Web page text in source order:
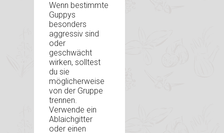
Wenn bestimmte
Guppys
besonders
aggressiv sind
oder
geschwächt
wirken, solltest
du sie
möglicherweise
von der Gruppe
trennen.
Verwende ein
Ablaichgitter
oder einen